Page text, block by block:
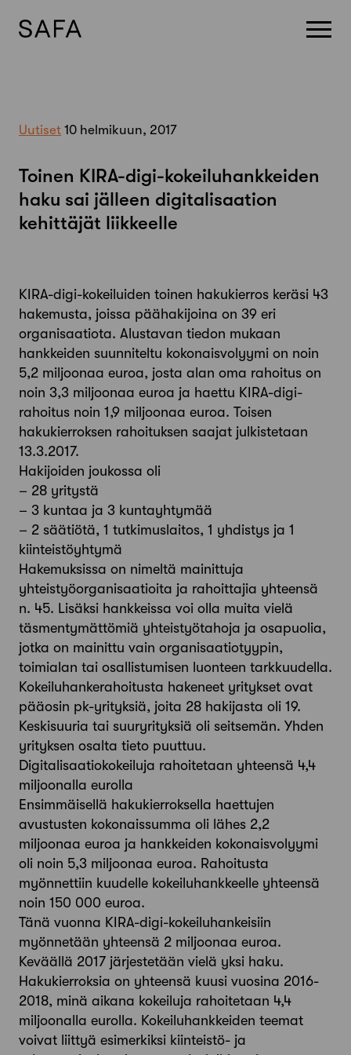
Uutiset 10 helmikuun, 2017
Toinen KIRA-digi-kokeiluhankkeiden
haku sai jälleen digitalisaation
kehittäjät liikkeelle
KIRA-digi-kokeiluiden toinen hakukierros keräsi 43
hakemusta, joissa päähakijoina on 39 eri
organisaatiota. Alustavan tiedon mukaan
hankkeiden suunniteltu kokonaisvolyymi on noin
5,2 miljoonaa euroa, josta alan oma rahoitus on
noin 3,3 miljoonaa euroa ja haettu KIRA-digi-
rahoitus noin 1,9 miljoonaa euroa. Toisen
hakukierroksen rahoituksen saajat julkistetaan
13.3.2017.
Hakijoiden joukossa oli
– 28 yritystä
– 3 kuntaa ja 3 kuntayhtymää
– 2 säätiötä, 1 tutkimuslaitos, 1 yhdistys ja 1
kiinteistöyhtymä
Hakemuksissa on nimeltä mainittuja
yhteistyöorganisaatioita ja rahoittajia yhteensä
n. 45. Lisäksi hankkeissa voi olla muita vielä
täsmentymättömiä yhteistyötahoja ja osapuolia,
jotka on mainittu vain organisaatiotyypin,
toimialan tai osallistumisen luonteen tarkkuudella.
Kokeiluhankerahoitusta hakeneet yritykset ovat
pääosin pk-yrityksiä, joita 28 hakijasta oli 19.
Keskisuuria tai suuryrityksiä oli seitsemän. Yhden
yrityksen osalta tieto puuttuu.
Digitalisaatiokokeiluja rahoitetaan yhteensä 4,4
miljoonalla eurolla
Ensimmäisellä hakukierroksella haettujen
avustusten kokonaissumma oli lähes 2,2
miljoonaa euroa ja hankkeiden kokonaisvolyymi
oli noin 5,3 miljoonaa euroa. Rahoitusta
myönnettiin kuudelle kokeiluhankkeelle yhteensä
noin 150 000 euroa.
Tänä vuonna KIRA-digi-kokeiluhankeisiin
myönnetään yhteensä 2 miljoonaa euroa.
Keväällä 2017 järjestetään vielä yksi haku.
Hakukierroksia on yhteensä kuusi vuosina 2016-
2018, minä aikana kokeiluja rahoitetaan 4,4
miljoonalla eurolla. Kokeiluhankkeiden teemat
voivat liittyä esimerkiksi kiinteistö- ja